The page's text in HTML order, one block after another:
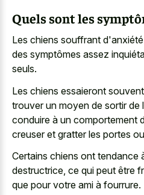
Quels sont les
Les chiens souffrant
des symptômes assez
seuls.
Les chiens essaieront
trouver un moyen de sortir de
conduire à un comportement
creuser et gratter les portes
Certains chiens ont tendance
destructrice, ce qui peut être
que pour votre ami à fourrure.